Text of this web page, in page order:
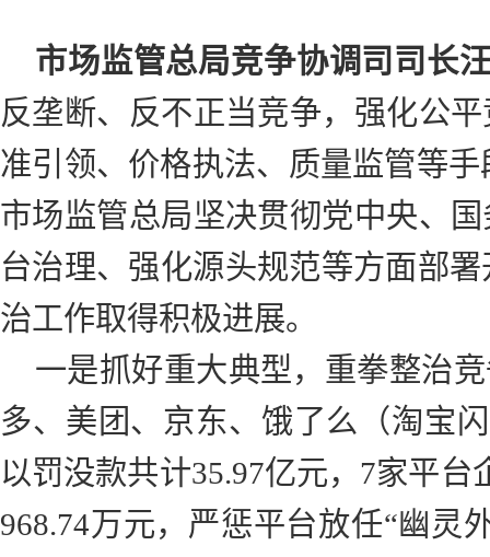
市场监管总局竞争协调司司长
反垄断、反不正当竞争，强化公
准引领、价格执法、质量监管等
市场监管总局坚决贯彻党中央、
台治理、强化源头规范等方面部
治工作取得积极进展。
一是抓好重大典型，重拳整治
多、美团、京东、饿了么（淘宝
以罚没款共计35.97亿元，7家平
968.74万元，严惩平台放任“幽灵